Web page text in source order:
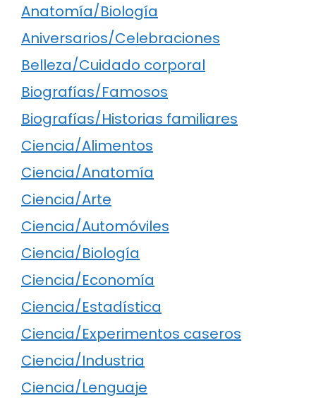
Anatomía/Biología
Aniversarios/Celebraciones
Belleza/Cuidado corporal
Biografías/Famosos
Biografías/Historias familiares
Ciencia/Alimentos
Ciencia/Anatomía
Ciencia/Arte
Ciencia/Automóviles
Ciencia/Biología
Ciencia/Economía
Ciencia/Estadística
Ciencia/Experimentos caseros
Ciencia/Industria
Ciencia/Lenguaje